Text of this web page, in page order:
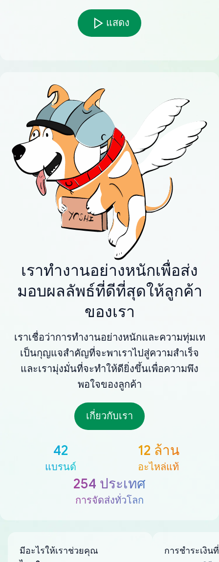
แสดง
เราทำงานอย่างหนักเพื่อส่ง
มอบผลลัพธ์ที่ดีที่สุดให้ลูกค้า
ของเรา
เราเชื่อว่าการทำงานอย่างหนักและความทุ่มเท
เป็นกุญแจสำคัญที่จะพาเราไปสู่ความสำเร็จ
และเรามุ่งมั่นที่จะทำให้ดียิ่งขึ้นเพื่อความพึง
พอใจของลูกค้า
เกี่ยวกับเรา
42
แบรนด์
12 ล้าน
อะไหล่แท้
254 ประเทศ
การจัดส่งทั่วโลก
มีอะไรให้เราช่วยคุณ
การชำระเงิน